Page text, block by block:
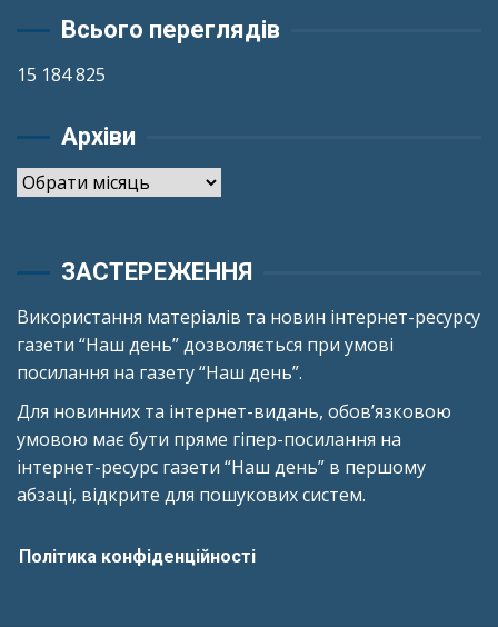
Всього переглядів
15 184 825
Архіви
Архіви
ЗАСТЕРЕЖЕННЯ
Використання матеріалів та новин інтернет-ресурсу
газети “Наш день” дозволяється при умові
посилання на газету “Наш день”.
Для новинних та інтернет-видань, обов’язковою
умовою має бути пряме гіпер-посилання на
інтернет-ресурс газети “Наш день” в першому
абзаці, відкрите для пошукових систем.
Політика конфіденційності